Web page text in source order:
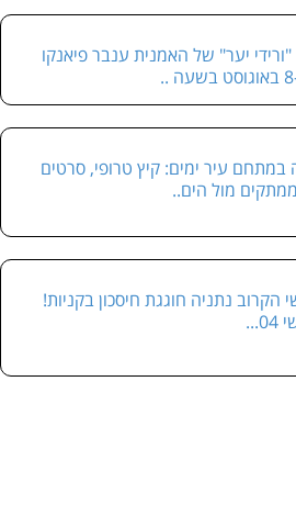
יער" של האמנית ענבר פיאנקו
במתחם עיר ימים: קיץ טרופי, סרטים
מול הים..
הקרוב נתניה חוגגת חיסכון בקניות!